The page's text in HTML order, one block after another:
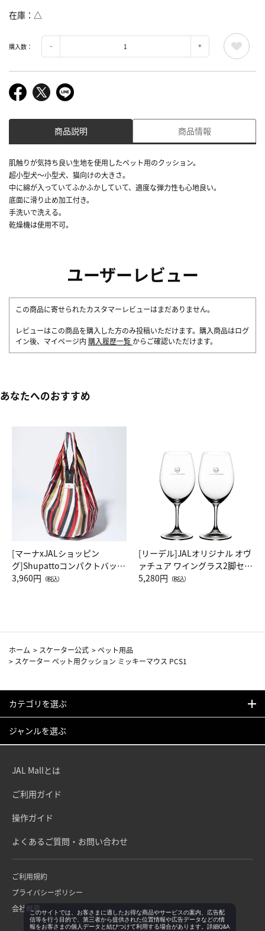
在庫 △
購入数：
商品説明 商品情報
肌触りが気持ち良い生地を使用したペット用のクッション。
超小型犬～小型犬、猫向けの大きさ。
中に綿が入っていてふかふかしていて、適度な弾力性も心地良い。
底面に滑り止め加工付き。
手洗いで洗える。
乾燥機は使用不可。
ユーザーレビュー
この商品に寄せられたカスタマーレビューはまだありません。
レビューはこの商品を購入した方のみ投稿いただけます。購入商品はログ
イン後、マイページ内 購入履歴一覧 からご確認いただけます。
あなたへのおすすめ
[マーナxJALショッピン
グ]Shupattoコンパクトバッグ
Drop JAL客室乗務員（LC）ス
3,960円 （税込）
[リーデル]JALオリジナル オヴ
ァチュア ワイングラス2脚セッ
ト（レッドワイン）
5,280円 （税込）
ホーム > スケーター公式 >ペット用品
> スケーター ペット用クッション ミッキーマウス PCS1
カテゴリを選ぶ
ジャンルを選ぶ
JAL Mallとは
ご利用ガイド
操作ガイド
よくあるご質問・お問い合わせ
ご利用規約
プライバシーポリシー
会社概要このサイトでは、お客さまに適したお得な商品やサービスの案内、広告配
信等を行う目的で、第三者から提供された位置情報や広告データなどの情
報をお客さまの個人データと結びつけて利用する場合があります。詳細Q&A